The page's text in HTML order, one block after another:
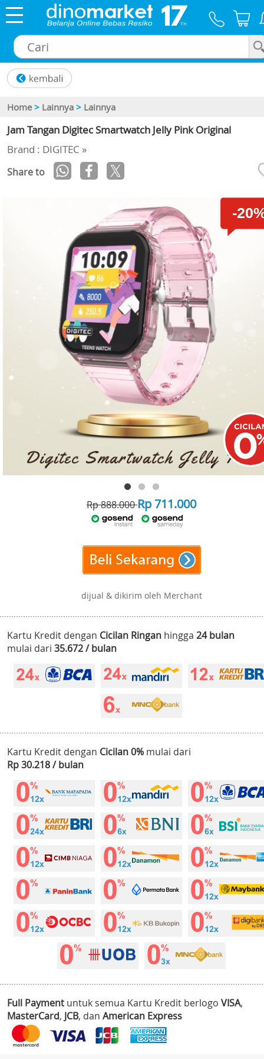
Home > Lainnya > Lainnya
Jam Tangan Digitec Smartwatch Jelly Pink Original
Brand : DIGITEC »
Share to
-
Rp 888.000Rp 711.000
dijual & dikirim oleh Merchant
Kartu Kredit dengan Cicilan Ringan hingga 24 bulan
mulai dari 35.672 / bulan
Kartu Kredit dengan Cicilan 0% mulai dari
Rp 30.218 / bulan
Full Payment untuk semua Kartu Kredit berlogo VISA,
MasterCard, JCB, dan American Express